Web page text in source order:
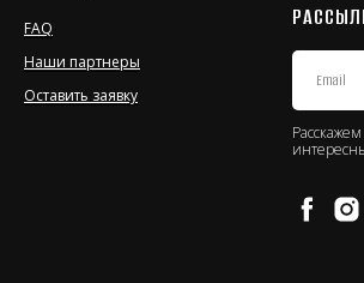
FAQ
Наши партнеры
Оставить заявку